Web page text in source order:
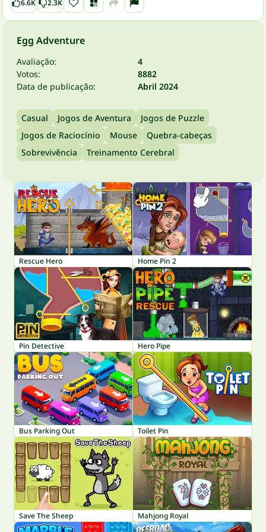
6.6K 2.3K
Egg Adventure
Avaliação:
4
Votos:
8882
Data de publicação:
Abril 2024
Casual Jogos de Aventura
Jogos de Puzzle
Jogos de Raciocínio
Mouse
Quebra-cabeças
Sobrevivência
Treinamento Cerebral
Rescue Hero Home Pin 2
Pin Detective Hero Pipe
Bus Parking Out Toilet Pin
Save The Sheep Mahjong Royal